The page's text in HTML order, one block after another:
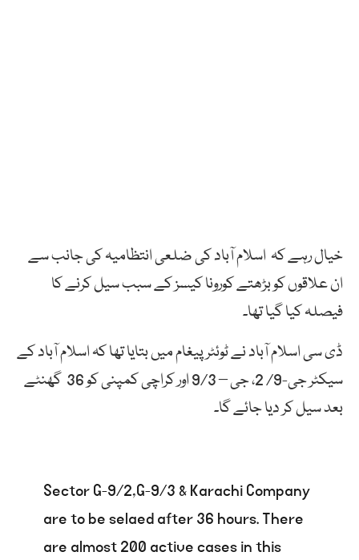
خیال رہے کہ اسلام آباد کی ضلعی انتظامیہ کی جانب سے
ان علاقوں کو بڑھتے کورونا کیسز کے سبب سیل کرنے کا
فیصلہ کیا گیا تھا۔
ڈی سی اسلام آباد نے ٹوئٹر پیغام میں بتایا تھا کہ اسلام آباد کے
سیکٹر جی-9/ 2، جی – 9/3 اور کراچی کمپنی کو 36 گھنٹے
بعد سیل کر دیا جائے گا۔
Sector G-9/2,G-9/3 & Karachi Company
are to be selaed after 36 hours. There
are almost 200 active cases in this